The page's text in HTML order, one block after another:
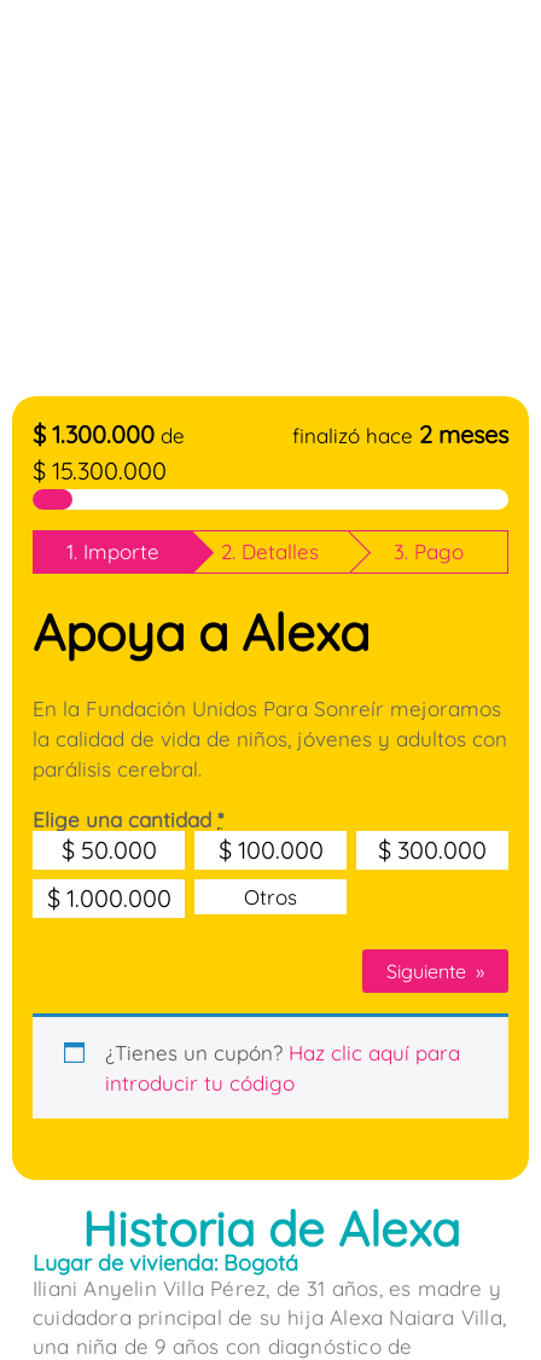
$ 1.300.000 de
$ 15.300.000
finalizó hace 2 meses
1. Importe 2. Detalles 3. Pago
Apoya a Alexa
En la Fundación Unidos Para Sonreír mejoramos
la calidad de vida de niños, jóvenes y adultos con
parálisis cerebral.
Elige una cantidad *
$50.000 $100.000 $ 300.000
$1.000.000 Otros
»
¿Tienes un cupón? Haz clic aquí para
introducir tu código
Historia de Alexa
Lugar de vivienda: Bogotá
Iliani Anyelin Villa Pérez, de 31 años, es madre y
cuidadora principal de su hija Alexa Naiara Villa,
una niña de 9 años con diagnóstico de